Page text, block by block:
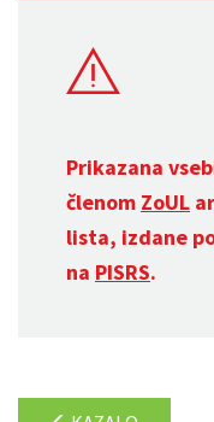
Prikazana
členom ZoUL
lista, izdane
na PISRS.